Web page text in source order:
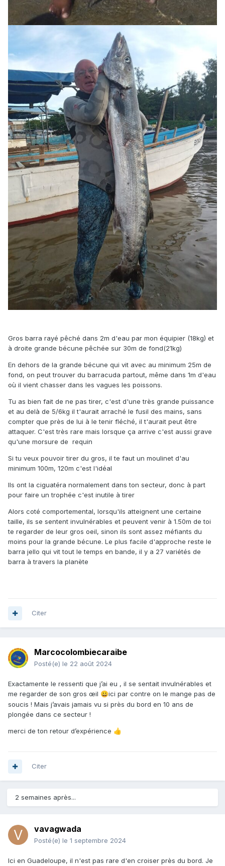
Gros barra rayé pêché dans 2m d'eau par mon équipier (18kg) et
à droite grande bécune pêchée sur 30m de fond(21kg)
En dehors de la grande bécune qui vit avec au minimum 25m de
fond, on peut trouver du barracuda partout, même dans 1m d'eau
où il vient chasser dans les vagues les poissons.
Tu as bien fait de ne pas tirer, c'est d'une très grande puissance
et au delà de 5/6kg il t'aurait arraché le fusil des mains, sans
compter que près de lui à le tenir fléché, il t'aurait peut être
attaquer. C'est très rare mais lorsque ça arrive c'est aussi grave
qu'une morsure de requin
Si tu veux pouvoir tirer du gros, il te faut un moulinet d'au
minimum 100m, 120m c'est l'idéal
Ils ont la ciguatéra normalement dans ton secteur, donc à part
pour faire un trophée c'est inutile à tirer
Alors coté comportemental, lorsqu'ils atteignent une certaine
taille, ils se sentent invulnérables et peuvent venir à 1.50m de toi
te regarder de leur gros oeil, sinon ils sont assez méfiants du
moins pour la grande bécune. Le plus facile d'approche reste le
barra jello qui vit tout le temps en bande, il y a 27 variétés de
barra à travers la planète
Citer
Marcocolombiecaraibe
Posté(e) le 22 août 2024
Exactamente le ressenti que j’ai eu , il se sentait invulnérables et
me regarder de son gros œil 😀ici par contre on le mange pas de
soucis ! Mais j’avais jamais vu si près du bord en 10 ans de
plongée dans ce secteur !
merci de ton retour d’expérience 👍
Citer
2 semaines après...
vavagwada
Posté(e) le 1 septembre 2024
Ici en Guadeloupe, il n'est pas rare d'en croiser près du bord. Je